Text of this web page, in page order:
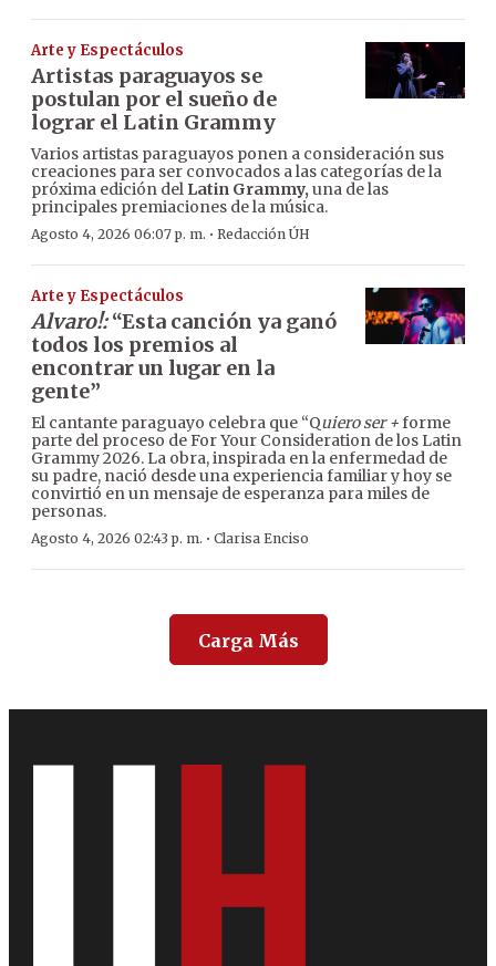
Arte y Espectáculos
Artistas paraguayos se
postulan por el sueño de
lograr el Latin Grammy
Varios artistas paraguayos ponen a consideración sus
creaciones para ser convocados a las categorías de la
próxima edición del Latin Grammy, una de las
principales premiaciones de la música.
Agosto 4, 2026 06:07 p. m. · Redacción ÚH
Arte y Espectáculos
Alvaro!:“Esta canción ya ganó
todos los premios al
encontrar un lugar en la
gente”
El cantante paraguayo celebra que “Quiero ser +forme
parte del proceso de For Your Consideration de los Latin
Grammy 2026. La obra, inspirada en la enfermedad de
su padre, nació desde una experiencia familiar y hoy se
convirtió en un mensaje de esperanza para miles de
personas.
Agosto 4, 2026 02:43 p. m. · Clarisa Enciso
Carga Más